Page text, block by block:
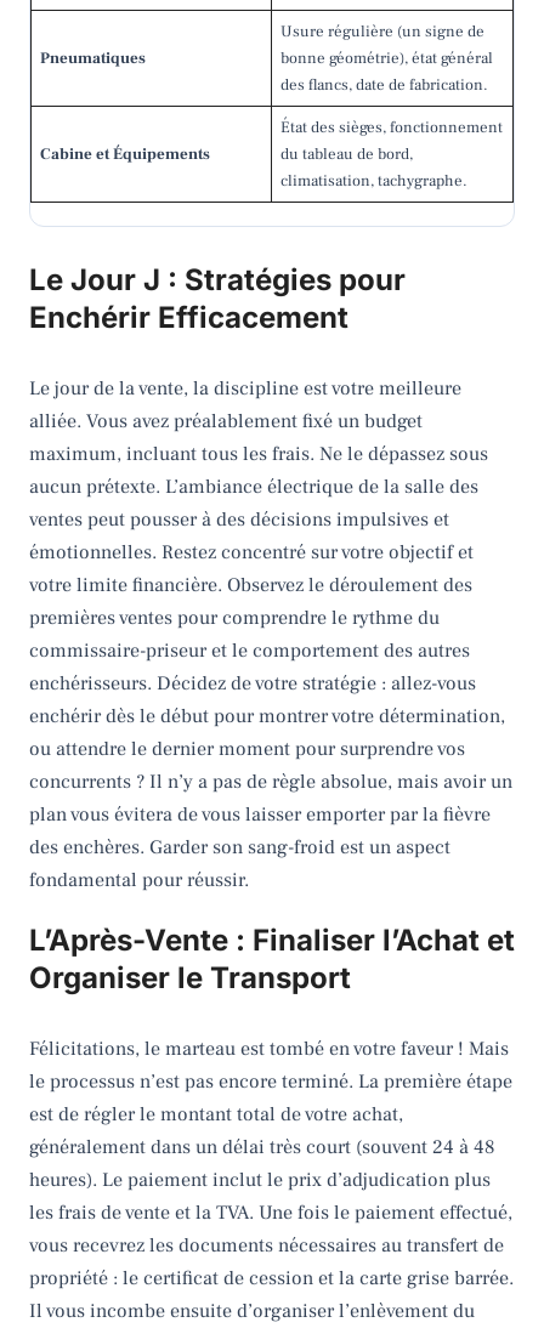
Pneumatiques
Usure régulière (un signe de
bonne géométrie), état général
des flancs, date de fabrication.
Cabine et Équipements
État des sièges, fonctionnement
du tableau de bord,
climatisation, tachygraphe.
Le Jour J : Stratégies pour
Enchérir Efficacement
Le jour de la vente, la discipline est votre meilleure
alliée. Vous avez préalablement fixé un budget
maximum, incluant tous les frais. Ne le dépassez sous
aucun prétexte. L’ambiance électrique de la salle des
ventes peut pousser à des décisions impulsives et
émotionnelles. Restez concentré sur votre objectif et
votre limite financière. Observez le déroulement des
premières ventes pour comprendre le rythme du
commissaire-priseur et le comportement des autres
enchérisseurs. Décidez de votre stratégie : allez-vous
enchérir dès le début pour montrer votre détermination,
ou attendre le dernier moment pour surprendre vos
concurrents ? Il n’y a pas de règle absolue, mais avoir un
plan vous évitera de vous laisser emporter par la fièvre
des enchères. Garder son sang-froid est un aspect
fondamental pour réussir.
L’Après-Vente : Finaliser l’Achat et
Organiser le Transport
Félicitations, le marteau est tombé en votre faveur ! Mais
le processus n’est pas encore terminé. La première étape
est de régler le montant total de votre achat,
généralement dans un délai très court (souvent 24 à 48
heures). Le paiement inclut le prix d’adjudication plus
les frais de vente et la TVA. Une fois le paiement effectué,
vous recevrez les documents nécessaires au transfert de
propriété : le certificat de cession et la carte grise barrée.
Il vous incombe ensuite d’organiser l’enlèvement du